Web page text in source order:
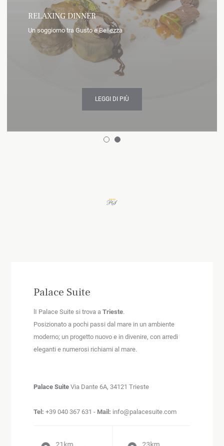
RELAXING DINNER
Un soggiorno tra Gusto e Bellezza
LEGGI DI PIÙ
1 2
Palace Suite
lI Palace Suite si trova aTrieste.
Posizionato a pochi passi dal mare in un ambiente
moderno; un progetto nuovo e in divenire, con arredi
eleganti e numerosi richiami al mare.
Palace Suite Via Dante 6A, 34121 Trieste
Tel: +39 040 367 631 - Mail: info@palacesuite.com